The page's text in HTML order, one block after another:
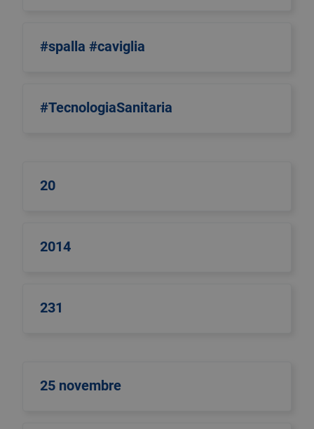
#spalla #caviglia
#TecnologiaSanitaria
20
2014
231
25 novembre